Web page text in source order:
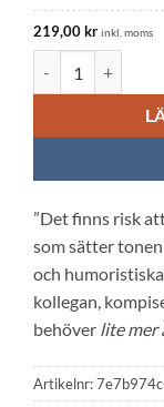
219,00kr inkl. moms
”Det finns risk
som sätter
och
kollegan,
behöver lite mer
Artikelnr: